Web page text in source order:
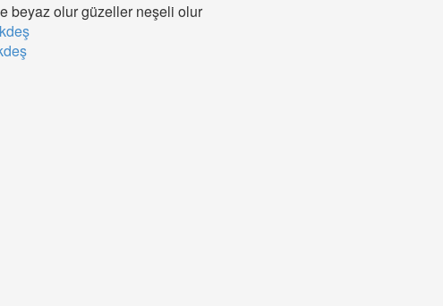
beyaz olur güzeller neşeli olur